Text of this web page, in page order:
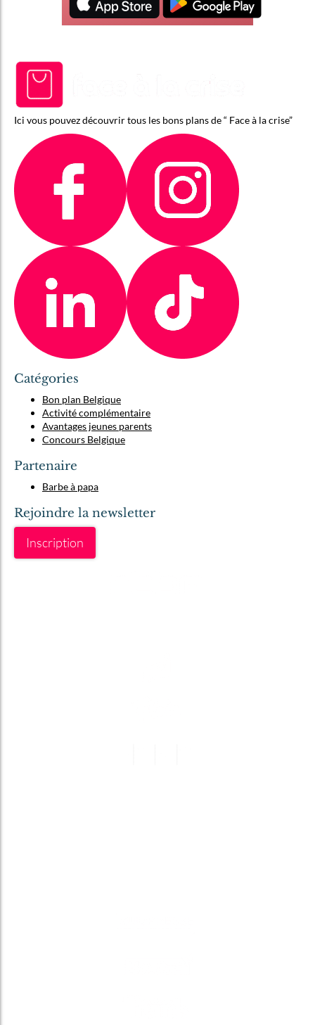
Ici vous pouvez découvrir tous les bons plans de “ Face à la crise”
Catégories
Bon plan Belgique
Activité complémentaire
Avantages jeunes parents
Concours Belgique
Partenaire
Barbe à papa
Rejoindre la newsletter
Inscription